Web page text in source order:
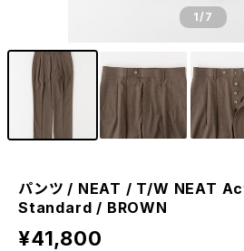
1/7
パンツ / NEAT / T/W NEAT
Standard / BROWN
¥41,800